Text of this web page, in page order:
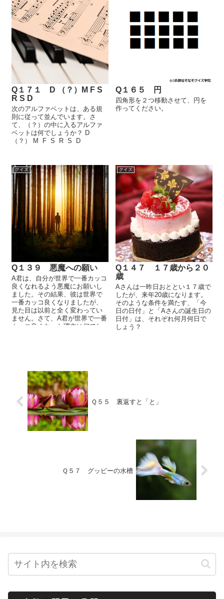
Q１７１ D （？）M F S
R S D
次のアルファベットは、ある規
則に従って並んでいます。さ
て、（？）の中に入るアルファ
ベットは何でしょうか？ D
（？） M F S R S D
Q１６５ 円
四角形を２つ移動させて、円を
作ってください。
クイズ
Q１３９ 悪魔への願い
A君は、自分が世界で一番カッコ
良くなれるよう悪魔にお願いし
ました。その結果、彼は世界で
一番カッコ良くなりましたが、
見た目は以前と全く変わってい
ません。さて、A君が世界で一番
カッコ良くなった理由は何でし
クイズ
Q１４７ １７歳から２０
歳
Aさんは一昨日おととい１７歳で
したが、来年20歳になります。
そのような条件を満たす、「今
日の日付」と「Aさんの誕生日の
日付」は、それぞれ何月何日で
しょう？
Ｑ５５ 裏返すと「と」
Ｑ５７ グッピーの水槽